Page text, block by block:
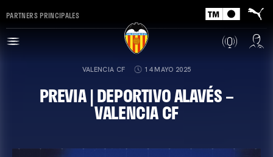
PARTNERS PRINCIPALES
VALENCIA CF 14 MAYO 2025
PREVIA | DEPORTIVO ALAVÉS –
VALENCIA CF